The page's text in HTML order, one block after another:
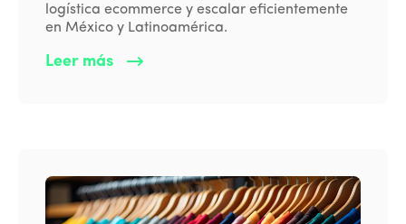
logística ecommerce y escalar eficientemente
en México y Latinoamérica.
Leer más